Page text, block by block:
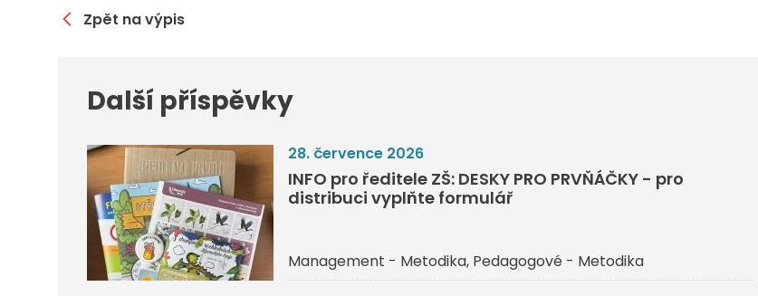
Zpět na výpis
Další příspěvky
28. července 2026
INFO pro ředitele ZŠ: DESKY PRO PRVŇÁČKY - pro
distribuci vyplňte formulář
Management - Metodika Pedagogové - Metodika